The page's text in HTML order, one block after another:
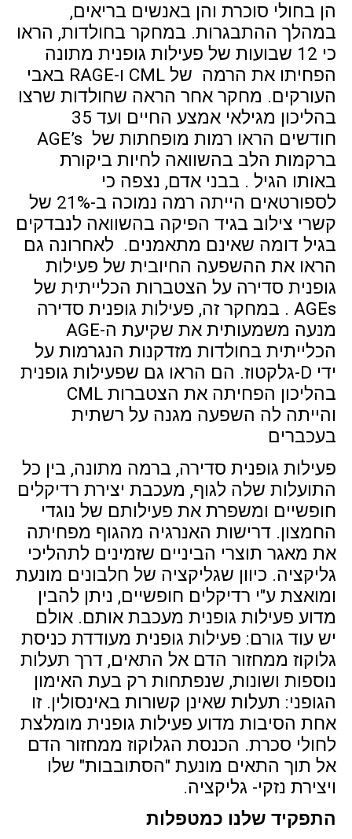
הן בחולי סוכרת והן באנשים בריאים,
במהלך ההתבגרות. במחקר בחולדות, הראו
כי 12 שבועות של פעילות גופנית מתונה
הפחיתו את הרמה של CML ו-RAGE באבי
העורקים. מחקר אחר הראה שחולדות שרצו
בהליכון מגילאי אמצע החיים ועד 35
חודשים הראו רמות מופחתות של AGE’s
ברקמות הלב בהשוואה לחיות ביקורת
באותו הגיל . בבני אדם, נצפה כי
לספורטאים הייתה רמה נמוכה ב-21% של
קשרי צילוב בגיד הפיקה בהשוואה לנבדקים
בגיל דומה שאינם מתאמנים. לאחרונה גם
הראו את ההשפעה החיובית של פעילות
גופנית סדירה על הצטברות הכלייתית של
AGEs . במחקר זה, פעילות גופנית סדירה
מנעה משמעותית את שקיעת ה-AGE
הכלייתית בחולדות מזדקנות הנגרמות על
ידי D-גלקטוז. הם הראו גם שפעילות גופנית
בהליכון הפחיתה את הצטברות CML
והייתה לה השפעה מגנה על רשתית
בעכברים
פעילות גופנית סדירה, ברמה מתונה, בין כל
התועלות שלה לגוף, מעכבת יצירת רדיקלים
חופשיים ומשפרת את פעילותם של נוגדי
החמצון. דרישות האנרגיה מהגוף מפחיתה
את מאגר תוצרי הביניים שזמינים לתהליכי
גליקציה. כיוון שגליקציה של חלבונים מונעת
ומואצת ע"י רדיקלים חופשיים, ניתן להבין
מדוע פעילות גופנית מעכבת אותם. אולם
יש עוד גורם: פעילות גופנית מעודדת כניסת
גלוקוז ממחזור הדם אל התאים, דרך תעלות
נוספות ושונות, שנפתחות רק בעת האימון
הגופני: תעלות שאינן קשורות באינסולין. זו
אחת הסיבות מדוע פעילות גופנית מומלצת
לחולי סכרת. הכנסת הגלוקוז ממחזור הדם
אל תוך התאים מונעת "הסתובבות" שלו
ויצירת נזקי- גליקציה.
התפקיד שלנו כמטפלות